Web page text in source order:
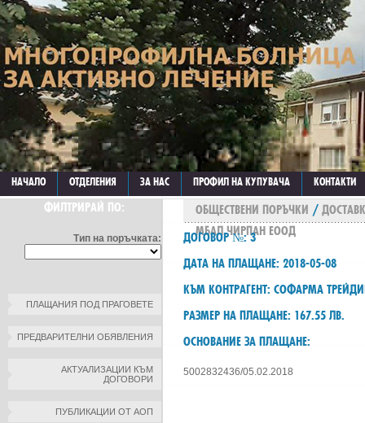
НАЧАЛО ОТДЕЛЕНИЯ ЗА НАС ПРОФИЛ НА КУПУВАЧА КОНТАКТИ
ФИЛТРИРАЙ ПО:
Тип на поръчката:
ПЛАЩАНИЯ ПОД ПРАГОВЕТЕ
ПРЕДВАРИТЕЛНИ ОБЯВЛЕНИЯ
АКТУАЛИЗАЦИИ КЪМ
ДОГОВОРИ
ПУБЛИКАЦИИ ОТ АОП
ОБЩЕСТВЕНИ ПОРЪЧКИ /
МБАЛ ЧИРПАН ЕООД
ДОГОВОР №: 3
ДАТА НА ПЛАЩАНЕ: 2018-05-08
КЪМ КОНТРАГЕНТ: СОФАРМА
РАЗМЕР НА ПЛАЩАНЕ: 167.55 ЛВ.
ОСНОВАНИЕ ЗА ПЛАЩАНЕ:
5002832436/05.02.2018